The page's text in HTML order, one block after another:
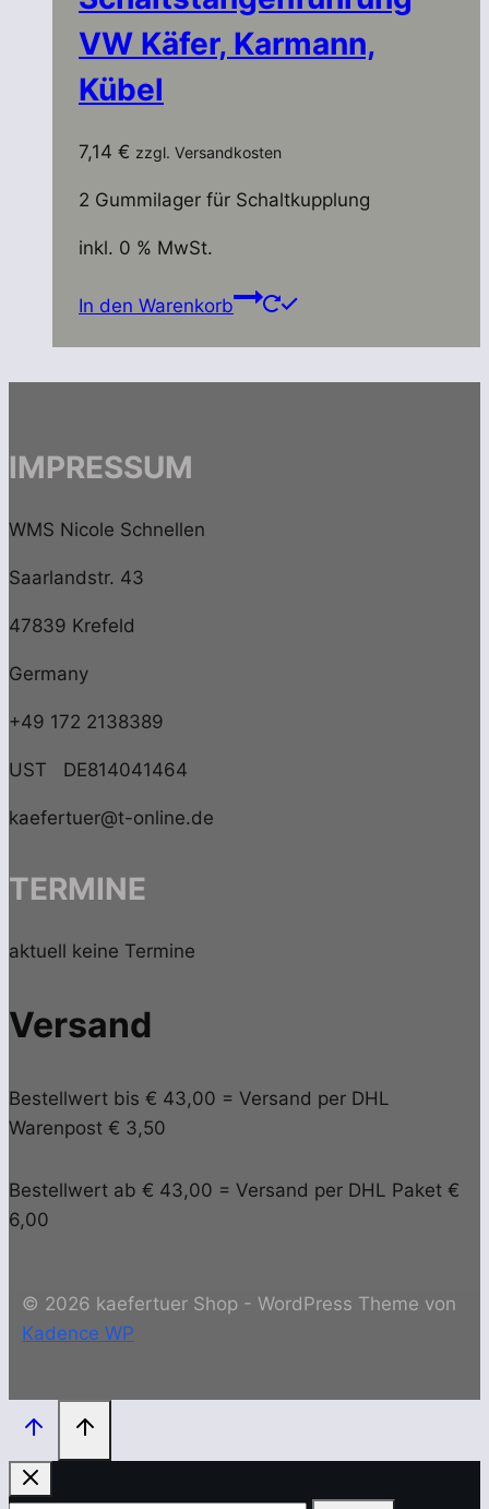
VW Käfer, Karmann,
Kübel
7,14 € zzgl. Versandkosten
2 Gummilager für Schaltkupplung
inkl. 0 % MwSt.
In den Warenkorb
IMPRESSUM
WMS Nicole Schnellen
Saarlandstr. 43
47839 Krefeld
Germany
+49 172 2138389
UST DE814041464
kaefertuer@t-online.de
TERMINE
aktuell keine Termine
Versand
Bestellwert bis € 43,00 = Versand per DHL
Warenpost € 3,50
Bestellwert ab € 43,00 = Versand per DHL Paket €
6,00
© 2026 kaefertuer Shop - WordPress Theme von
Kadence WP